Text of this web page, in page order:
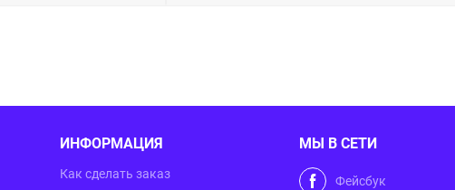
ИНФОРМАЦИЯ
Как сделать заказ
МЫ В СЕТИ
Фейсбук